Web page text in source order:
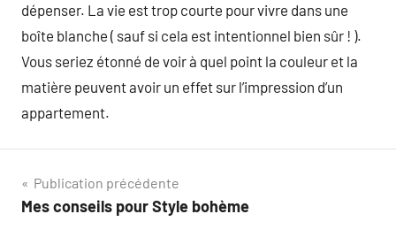
dépenser. La vie est trop courte pour vivre dans une
boîte blanche ( sauf si cela est intentionnel bien sûr ! ).
Vous seriez étonné de voir à quel point la couleur et la
matière peuvent avoir un effet sur l’impression d’un
appartement.
Navigation
de
Publication précédente
Mes conseils pour Style bohème